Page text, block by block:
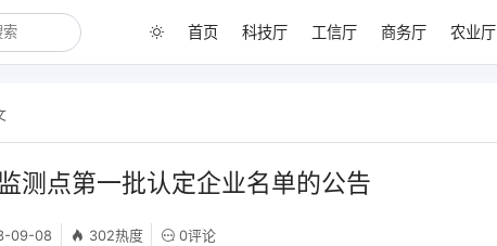
首页 科技厅 工信厅 商务厅 农业厅
测点第一批认定企业名单的公告
09-08 302热度 0评论